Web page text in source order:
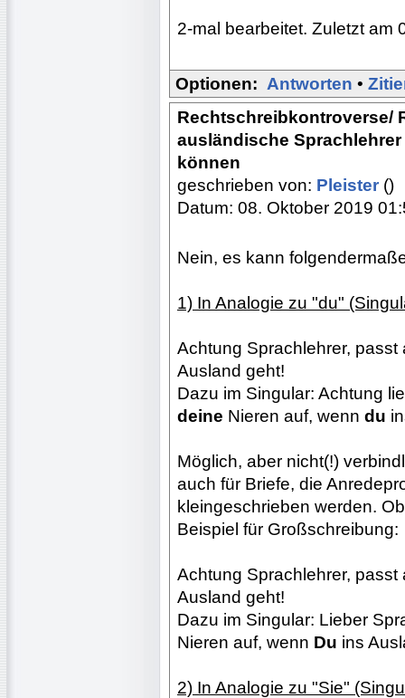
2-mal bearbeitet. Zuletzt am
Optionen: Antworten •
Rechtschreibkontroverse/
ausländische
können
geschrieben von: Pleister ()
Datum: 08. Oktober 2019
Nein, es kann
1) In Analogie zu "du"
Achtung Sprachlehrer,
Ausland geht!
Dazu im Singular: Achtung
deine Nieren auf, wenn du
Möglich, aber nicht(!)
auch für Briefe, die
kleingeschrieben werden.
Beispiel für Großschreibung:
Achtung Sprachlehrer,
Ausland geht!
Dazu im Singular: Lieber
Nieren auf, wenn Du ins
2) In Analogie zu "Sie"